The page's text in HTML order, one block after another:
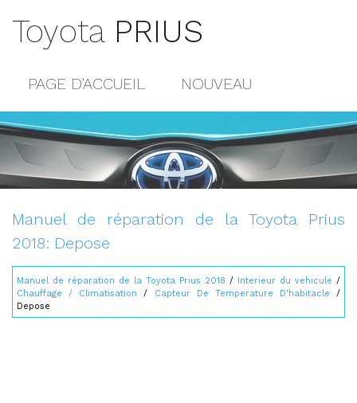
Toyota PRIUS
PAGE D'ACCUEIL NOUVEAU
POPULAIRE
CONTACTS
Manuel de réparation de la Toyota Prius
2018: Depose
Manuel de réparation de la Toyota Prius 2018 / Interieur du vehicule /
Chauffage / Climatisation / Capteur De Temperature D'habitacle /
Depose